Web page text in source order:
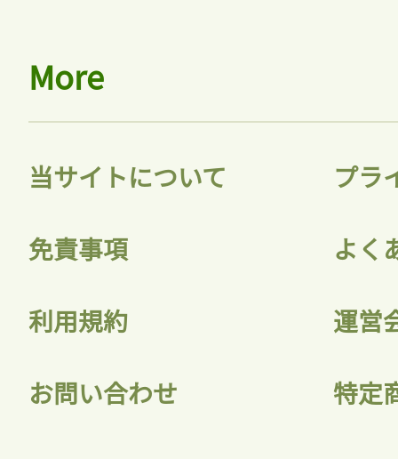
More
当サイトについて プラ
免責事項 よく
利用規約 運営
お問い合わせ 特定